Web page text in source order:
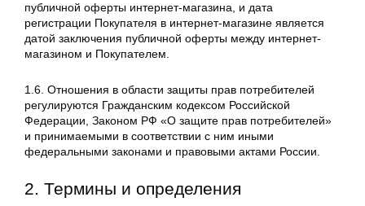
публичной оферты интернет-магазина, и дата
регистрации Покупателя в интернет-магазине является
датой заключения публичной оферты между интернет-
магазином и Покупателем.
1.6. Отношения в области защиты прав потребителей
регулируются Гражданским кодексом Российской
Федерации, Законом РФ «О защите прав потребителей»
и принимаемыми в соответствии с ним иными
федеральными законами и правовыми актами России.
2. Термины и определения